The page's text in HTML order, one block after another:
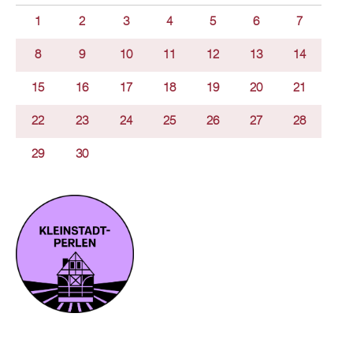
1 2 3 4 5 6 7
8 9 10 11 12 13 14
15 16 17 18 19 20 21
22 23 24 25 26 27 28
29 30